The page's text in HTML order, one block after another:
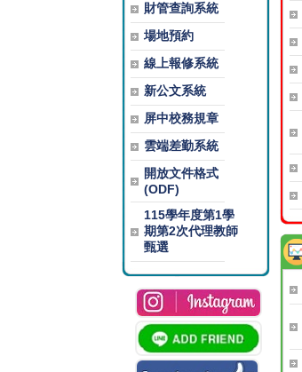
財管查詢系統
場地預約
線上報修系統
新公文系統
屏中校務規章
雲端差勤系統
開放文件格式
(ODF)
115學年度第1學
期第2次代理教師
甄選